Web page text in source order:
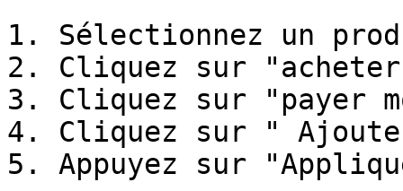
1. Sélectionnez un
2. Cliquez sur
3. Cliquez sur "payer
4. Cliquez sur "
5. Appuyez sur